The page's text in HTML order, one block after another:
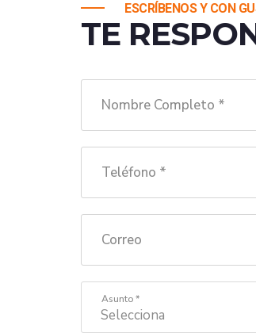
ESCRÍBENOS Y CON
TE
Nombre Completo *
Teléfono *
Correo
Asunto *
Selecciona